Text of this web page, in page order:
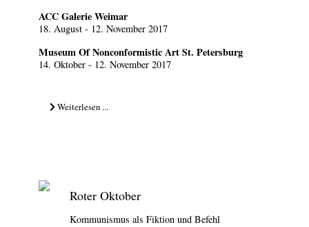
ACC Galerie Weimar
18. August - 12. November 2017
Museum Of Nonconformistic Art St. Petersburg
14. Oktober - 12. November 2017
Weiterlesen ...
Roter Oktober
Kommunismus als Fiktion und Befehl